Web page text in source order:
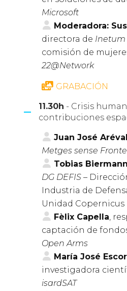
Microsoft
Moderadora:
directora de Inetum
comisión de
22@Network
GRABACIÓN
11.30h - Crisis
contribuciones
Juan José
Metges sense
Tobias Biermann
DG DEFIS –
Industria de
Unidad Copernicus
Fèlix Capella,
captación de
Open Arms
María José
investigadora
isardSAT